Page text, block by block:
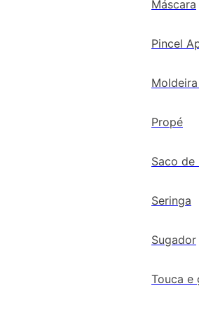
Máscara
Pincel
Propé
Saco de
Seringa
Sugador
Touca e